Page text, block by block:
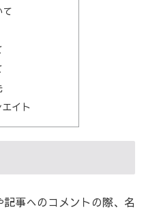
て
イト
事へのコメントの際、名